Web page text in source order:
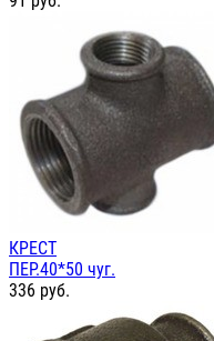
КРЕСТ
ПЕР.40*50 чуг.
336 руб.